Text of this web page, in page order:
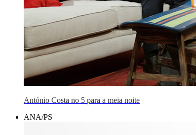
António Costa no 5 para a meia noite
ANA/PS